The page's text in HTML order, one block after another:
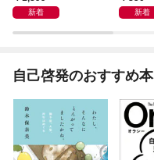
ずな出版）
新着 新着
自己啓発のおすすめ本